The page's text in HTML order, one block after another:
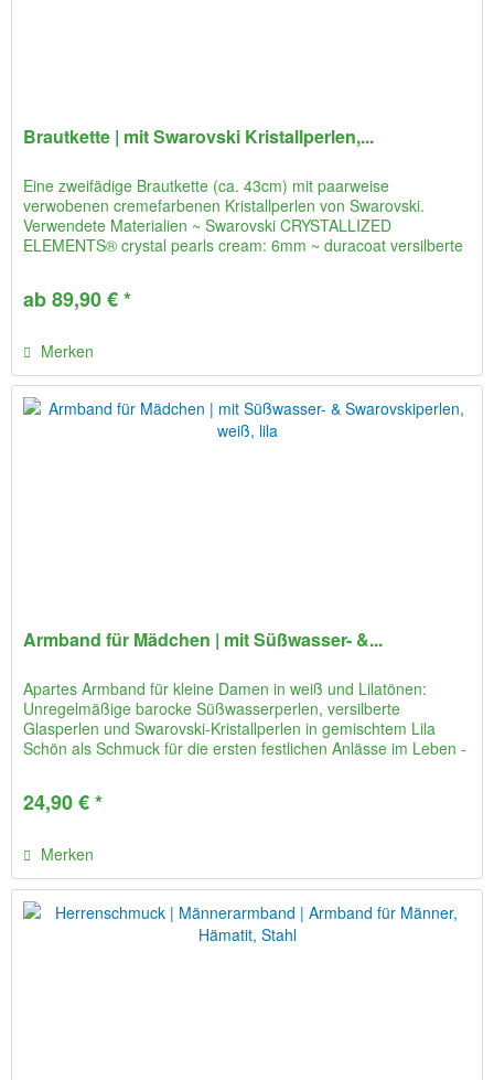
Brautkette | mit Swarovski Kristallperlen,...
Eine zweifädige Brautkette (ca. 43cm) mit paarweise
verwobenen cremefarbenen Kristallperlen von Swarovski.
Verwendete Materialien ~ Swarovski CRYSTALLIZED
ELEMENTS® crystal pearls cream: 6mm ~ duracoat versilberte
ab 89,90 € *
Merken
Armband für Mädchen | mit Süßwasser- &...
Apartes Armband für kleine Damen in weiß und Lilatönen:
Unregelmäßige barocke Süßwasserperlen, versilberte
Glasperlen und Swarovski-Kristallperlen in gemischtem Lila
Schön als Schmuck für die ersten festlichen Anlässe im Leben -
24,90 € *
Merken